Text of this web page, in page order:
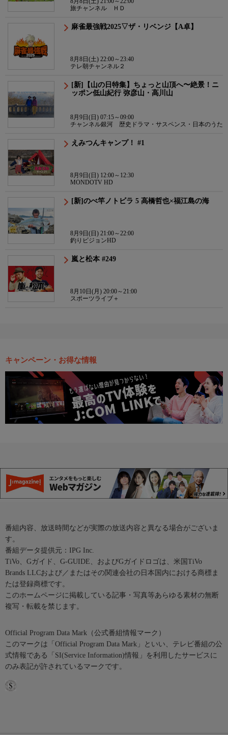
旅チャンネル ＨＤ
麻雀最強戦2025▽ザ・リベンジ【A卓】
8月8日(土) 22:00～23:40
テレ朝チャンネル２
[新]【山の日特集】ちょっと山頂へ〜絶景！ニ
ッポン低山紀行 弥彦山・高川山
8月9日(日) 07:15～09:00
チャンネル銀河 歴史ドラマ・サスペンス・日本のうた
えみつんキャンプ！ #1
8月9日(日) 12:00～12:30
MONDOTV HD
[新]のべ竿ノトビラ 5 高橋哲也×福江島の海
8月9日(日) 21:00～22:00
釣りビジョンHD
嵐と松本 #249
8月10日(月) 20:00～21:00
スポーツライブ＋
キャンペーン・お得な情報
番組内容、放送時間などが実際の放送内容と異なる場合がございま
す。
番組データ提供元：IPG Inc.
TiVo、Gガイド、G-GUIDE、およびGガイドロゴは、米国TiVo
Brands LLCおよび／またはその関連会社の日本国内における商標ま
たは登録商標です。
このホームページに掲載している記事・写真等あらゆる素材の無断
複写・転載を禁じます。
Official Program Data Mark（公式番組情報マーク）
このマークは「Official Program Data Mark」といい、テレビ番組の公
式情報である「SI(Service Information)情報」を利用したサービスに
のみ表記が許されているマークです。